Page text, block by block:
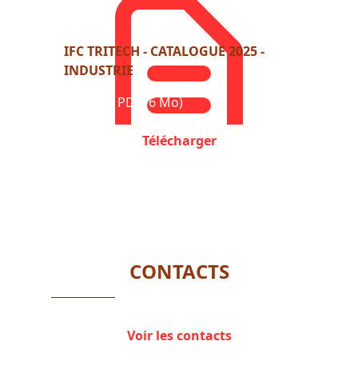
IFC TRITECH - CATALOGUE 2025 -
INDUSTRIE
Format : PDF (6 Mo)
Télécharger
CONTACTS
Voir les contacts